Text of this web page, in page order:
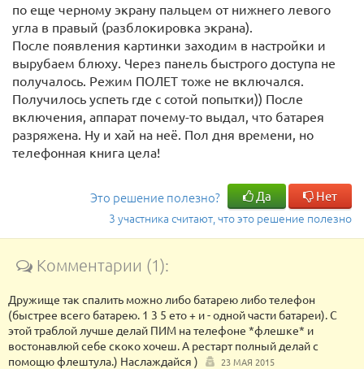
по еще черному экрану пальцем от нижнего левого
угла в правый (разблокировка экрана).
После появления картинки заходим в настройки и
вырубаем блюху. Через панель быстрого доступа не
получалось. Режим ПОЛЕТ тоже не включался.
Получилось успеть где с сотой попытки)) После
включения, аппарат почему-то выдал, что батарея
разряжена. Ну и хай на неё. Пол дня времени, но
телефонная книга цела!
Это решение полезно? Да Нет
3 участника считают, что это решение полезно
Комментарии (1):
Дружище так спалить можно либо батарею либо телефон
(быстрее всего батарею. 1 3 5 ето + и - одной части батареи). С
этой траблой лучше делай ПИМ на телефоне *флешке* и
востонавлюй себе скоко хочеш. А рестарт полный делай с
помощю флештула.) Наслаждайся )
23 МАЯ 2015